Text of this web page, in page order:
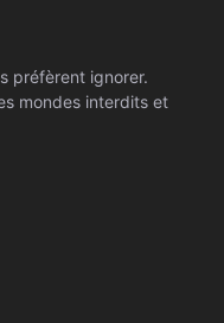
préfèrent ignorer.
mondes interdits et